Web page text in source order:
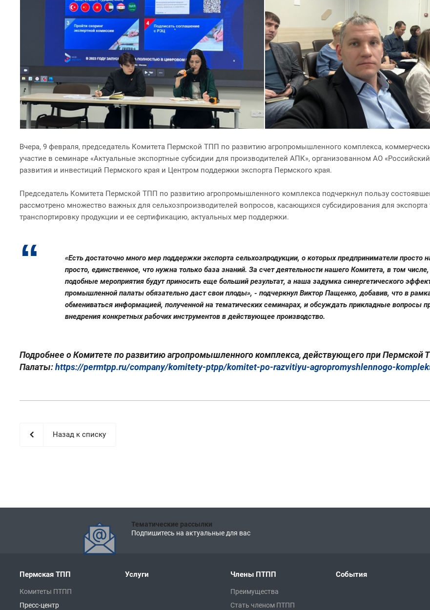
Вчера, 9 февраля, председатель Комитета Пермской ТПП по развитию агропромышленного комплекса,
участие в семинаре «Актуальные экспортные субсидии для производителей АПК», организованном АО
развития и инвестиций Пермского края и Центром поддержки экспорта Пермского края.
Председатель Комитета Пермской ТПП по развитию агропромышленного комплекса подчеркнул пользу
рассмотрено множество важных для сельхозпроизводителей вопросов, касающихся субсидирования для
транспортировку продукции и ее сертификацию, актуальных мер поддержки.
«Есть достаточно много мер поддержки экспорта сельхозпродукции, о которых предприниматели просто
просто, единственное, что нужна только база знаний. За счет деятельности нашего Комитета, в том
подобные мероприятия будут приносить еще больший результат, а наша задумка синергетического
промышленной палаты обязательно даст свои плоды», - подчеркнул Виктор Пащенко, добавив, что в
обмениваться информацией, полученной на тематических семинарах, и обсуждать прикладные вопросы
внедрения конкретных рабочих инструментов в действующее производство.
Подробнее о Комитете по развитию агропромышленного комплекса, действующего при Пермской
Палаты:https://permtpp.ru/company/komitety-ptpp/komitet-po-razvitiyu-agropromyshlennogo-
Назад к списку
Тематические рассылки
Подпишитесь на актуальные для вас
Пермская ТПП
Комитеты ПТПП
Пресс-центр
Услуги Члены ПТПП
Преимущества
Стать членом ПТПП
События